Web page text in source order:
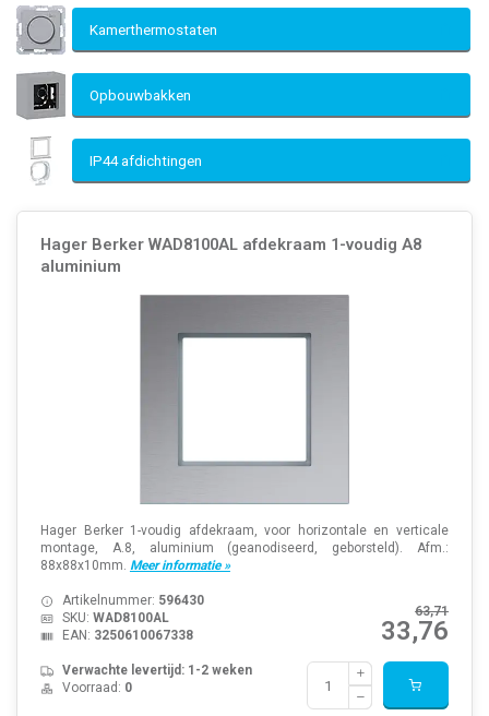
Kamerthermostaten
Opbouwbakken
IP44 afdichtingen
Hager Berker WAD8100AL afdekraam 1-voudig A8
aluminium
Hager Berker 1-voudig afdekraam, voor horizontale en verticale
montage, A.8, aluminium (geanodiseerd, geborsteld). Afm.:
88x88x10mm. Meer informatie »
63,71
33,76
Artikelnummer: 596430
SKU: WAD8100AL
EAN: 3250610067338
Verwachte levertijd: 1-2 weken
Voorraad: 0